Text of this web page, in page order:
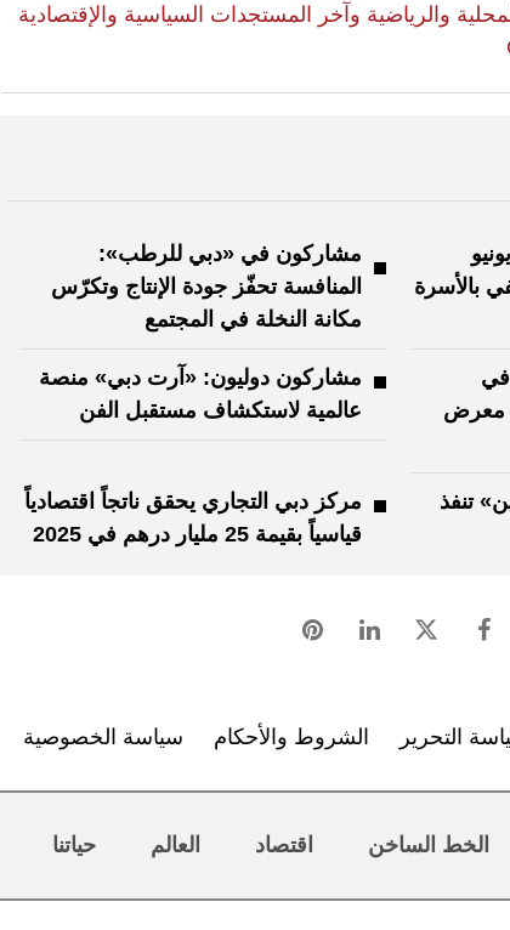
والرياضية وآخر المستجدات السياسية والإقتصادية
بالأسرة
مشاركون في «دبي للرطب»:
المنافسة تحفّز جودة الإنتاج وتكرّس
مكانة النخلة في المجتمع
معرض
مشاركون دوليون: «آرت دبي» منصة
عالمية لاستكشاف مستقبل الفن
تنفذ
مركز دبي التجاري يحقق ناتجاً اقتصادياً
قياسياً بقيمة 25 مليار درهم في 2025
التحرير الشروط والأحكام سياسة الخصوصية
الخط الساخن اقتصاد العالم حياتنا